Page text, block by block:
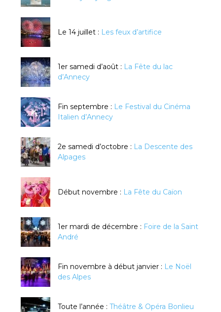
Le 14 juillet : Les feux d’artifice
1er samedi d’août : La Fête du lac
d’Annecy
Fin septembre : Le Festival du Cinéma
Italien d’Annecy
2e samedi d’octobre : La Descente des
Alpages
Début novembre : La Fête du Caïon
1er mardi de décembre : Foire de la Saint
André
Fin novembre à début janvier : Le Noël
des Alpes
Toute l’année : Théâtre & Opéra Bonlieu